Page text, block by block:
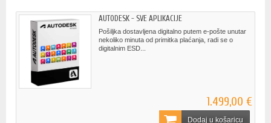
AUTODESK - SVE APLIKACIJE
Pošiljka dostavljena digitalno putem e-pošte unutar
nekoliko minuta od primitka plaćanja, radi se o
digitalnim ESD...
1.499,00 €
Dodaj u košaricu